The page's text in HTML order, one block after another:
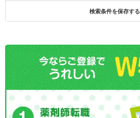
検索条件を保存する